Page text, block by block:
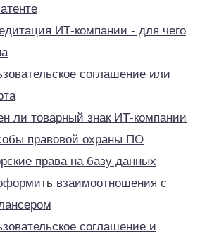
ИТ-компании - для чего
соглашение или
ли товарный знак ИТ-компании
правовой охраны ПО
права на базу данных
взаимоотношения с
соглашение и